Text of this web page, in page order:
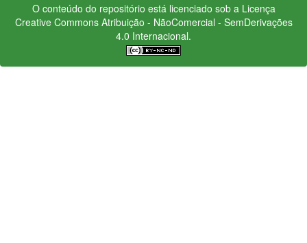
O conteúdo do repositório está licenciado sob a Licença
Creative CommonsAtribuição - NãoComercial - SemDerivações
4.0 Internacional.